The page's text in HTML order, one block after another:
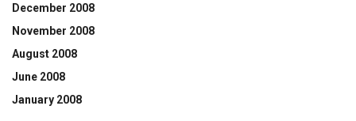
December 2008
November 2008
August 2008
June 2008
January 2008